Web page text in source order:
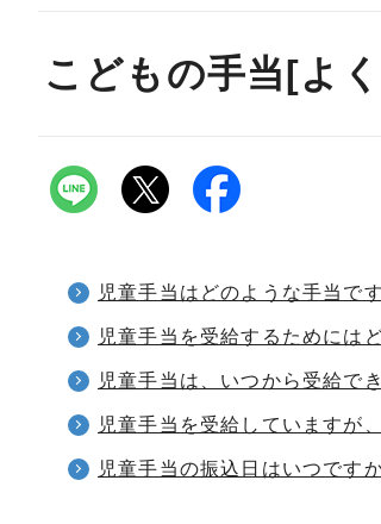
こどもの手当[よ
児童手当はどのような手当で
児童手当を受給するためには
児童手当は、いつから受給で
児童手当を受給していますが
児童手当の振込日はいつです